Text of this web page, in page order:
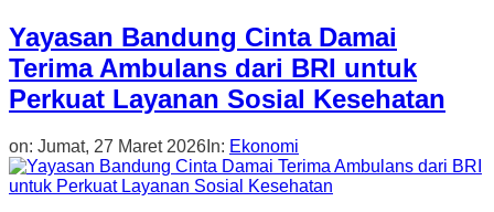
Yayasan Bandung Cinta Damai
Terima Ambulans dari BRI untuk
Perkuat Layanan Sosial Kesehatan
on: Jumat, 27 Maret 2026 In: Ekonomi